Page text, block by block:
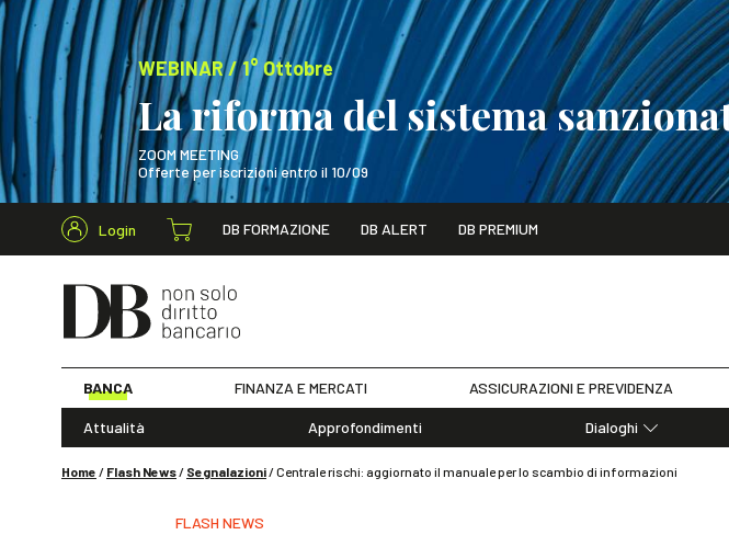
WEBINAR / 1° Ottobre
La riforma del sistema
ZOOM MEETING
Offerte per iscrizioni entro il 10/09
WEBINAR / 1° Ottobre
Login DB FORMAZIONE DB ALERT DB PREMIUM
BANCA FINANZA E MERCATI ASSICURAZIONI E PREVIDENZA
Attualità Approfondimenti
Dialoghi
Home / Flash News/ Segnalazioni/Centrale rischi: aggiornato il manuale per lo scambio di informazioni
FLASH NEWS